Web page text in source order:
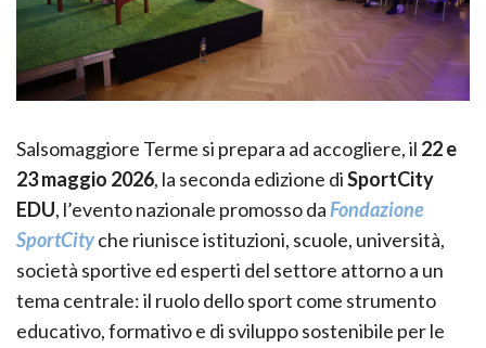
Salsomaggiore Terme si prepara ad accogliere, il 22 e
23 maggio 2026, la seconda edizione diSportCity
EDU, l’evento nazionale promosso daFondazione
SportCityche riunisce istituzioni, scuole, università,
società sportive ed esperti del settore attorno a un
tema centrale: il ruolo dello sport come strumento
educativo, formativo e di sviluppo sostenibile per le